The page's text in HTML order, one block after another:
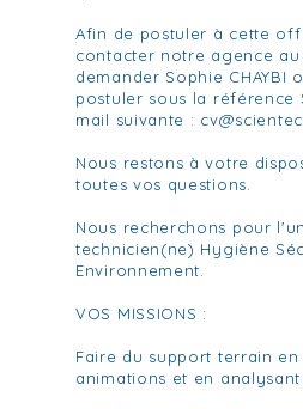
Afin de postuler à cette
contacter notre agence au
demander Sophie CHAYBI
postuler sous la référence
mail suivante :
Nous restons à votre
toutes vos questions.
Nous recherchons pour
technicien(ne) Hygiène
Environnement.
VOS MISSIONS :
Faire du support terrain
animations et en